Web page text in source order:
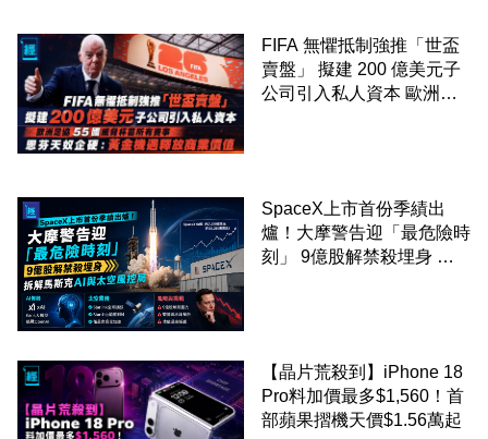
FIFA 無懼抵制強推「世盃
賣盤」 擬建 200 億美元子
公司引入私人資本 歐洲足
SpaceX上市首份季績出
爐！大摩警告迎「最危險時
刻」 9億股解禁殺埋身 拆
【晶片荒殺到】iPhone 18
Pro料加價最多$1,560！首
部蘋果摺機天價$1.56萬起